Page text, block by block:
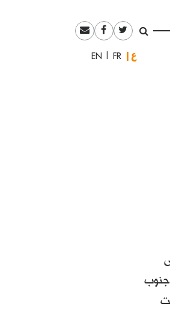
العربيةFrançais
English
جنوب